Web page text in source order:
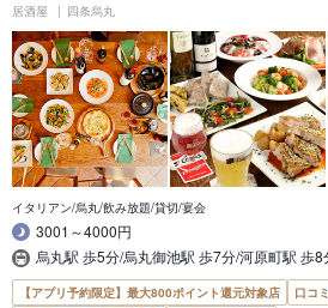
居酒屋 四条烏丸
イタリアン/烏丸/飲み放題/貸切/宴会
3001～4000円
烏丸駅 歩5分/烏丸御池駅 歩7分/河原町駅 歩8
【アプリ予約限定】最大800ポイント還元対象店
口コ